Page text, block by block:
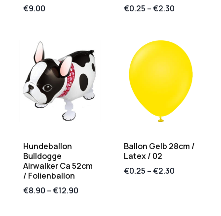
€9.00
€0.25 –€2.30
Hundeballon
Bulldogge
Airwalker Ca 52cm
/ Folienballon
€8.90 –€12.90
Ballon Gelb 28cm /
Latex / 02
€0.25 –€2.30